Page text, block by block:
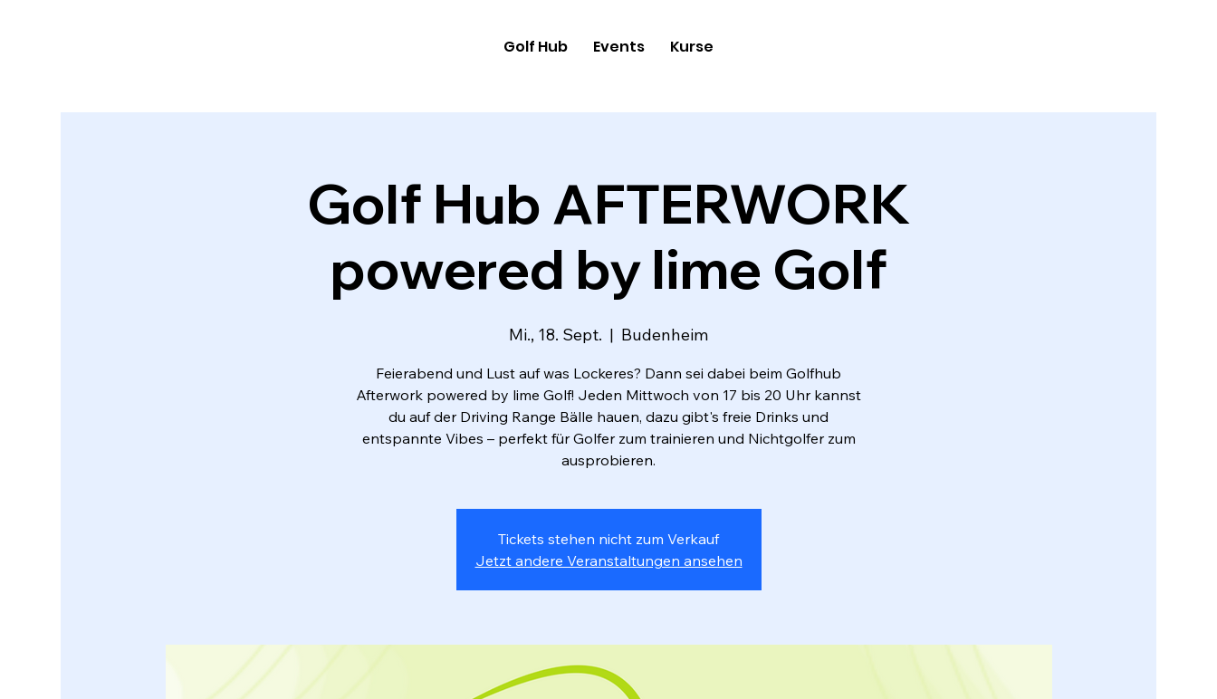
Golf Hub Events Kurse
Golf Hub AFTERWORK
powered by lime Golf
Mi., 18. Sept.
  |
Budenheim
Feierabend und Lust auf was Lockeres? Dann sei dabei beim Golfhub
Afterwork powered by lime Golf! Jeden Mittwoch von 17 bis 20 Uhr kannst
du auf der Driving Range Bälle hauen, dazu gibt's freie Drinks und
entspannte Vibes – perfekt für Golfer zum trainieren und Nichtgolfer zum
ausprobieren.
Tickets stehen nicht zum Verkauf
Jetzt andere Veranstaltungen ansehen